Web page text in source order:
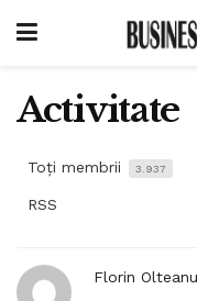
Activitate
Toți membrii 3.937
RSS
Florin Olteanu